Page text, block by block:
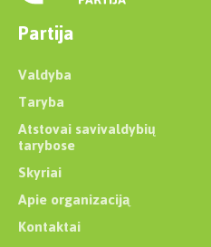
Partija
Valdyba
Taryba
Atstovai savivaldybių
tarybose
Skyriai
Apie organizaciją
Kontaktai